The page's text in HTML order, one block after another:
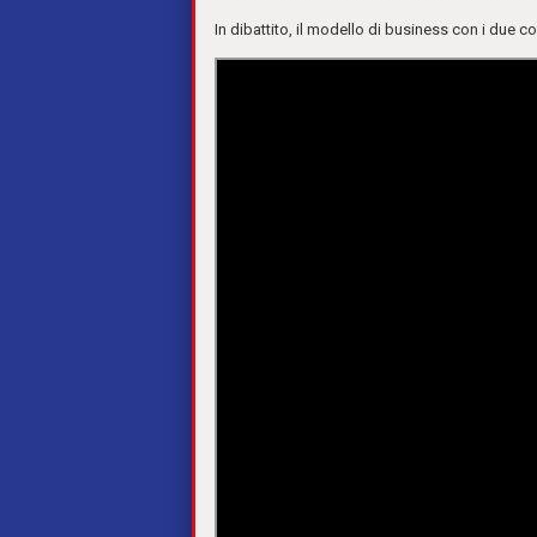
In dibattito, il modello di business con i due